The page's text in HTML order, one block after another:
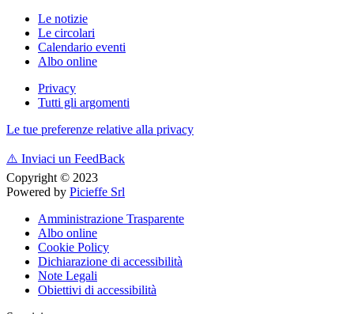
Le notizie
Le circolari
Calendario eventi
Albo online
Privacy
Tutti gli argomenti
Le tue preferenze relative alla privacy
⚠️ Inviaci un FeedBack
Copyright © 2023
Powered by Picieffe Srl
Amministrazione Trasparente
Albo online
Cookie Policy
Dichiarazione di accessibilità
Note Legali
Obiettivi di accessibilità